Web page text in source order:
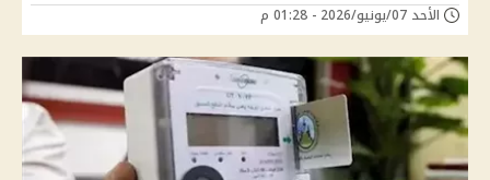
الأحد 07/يونيو/2026 - 01:28 م